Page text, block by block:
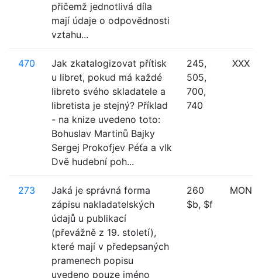
přičemž jednotlivá díla
mají údaje o odpovědnosti
vztahu...
470
Jak zkatalogizovat přítisk
u libret, pokud má každé
libreto svého skladatele a
libretista je stejný? Příklad
- na knize uvedeno toto:
Bohuslav Martinů Bajky
Sergej Prokofjev Péťa a vlk
Dvě hudební poh...
245,
505,
700,
740
XXX
273
Jaká je správná forma
zápisu nakladatelských
údajů u publikací
(převážně z 19. století),
které mají v předepsaných
pramenech popisu
uvedeno pouze jméno
260
$b, $f
MON